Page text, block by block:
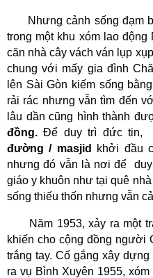
Nhưng cảnh sống đạm
trong một khu xóm lao
căn nhà cây vách ván lụp
chung với mấy gia đình
lên Sài Gòn kiếm sống
rải rác nhưng vẫn tìm đến
lâu dần cũng hình thành
đồng.Để duy trì đức tin,
đường / masjid
khởi đầu
nhưng đó vẫn là nơi để
giáo y khuôn như tại quê
sống thiếu thốn nhưng vẫn
Năm 1953, xảy ra một
khiến cho cộng đồng người
trắng tay. Cố gắng xây
ra vụ Bình Xuyên 1955,